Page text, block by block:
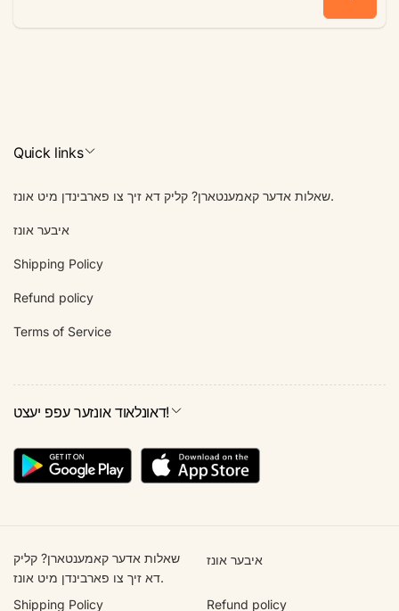
אימעיל
Quick links
שאלות אדער קאמענטארן? קליק דא זיך צו פארבינדן מיט אונז.
איבער אונז
Shipping Policy
Refund policy
Terms of Service
דאונלאוד אונזער עפפ יעצט!
שאלות אדער קאמענטארן? קליק
דא זיך צו פארבינדן מיט אונז.
איבער אונז
Shipping Policy Refund policy